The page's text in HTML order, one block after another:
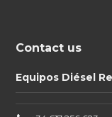
Contact us
Equipos Diésel